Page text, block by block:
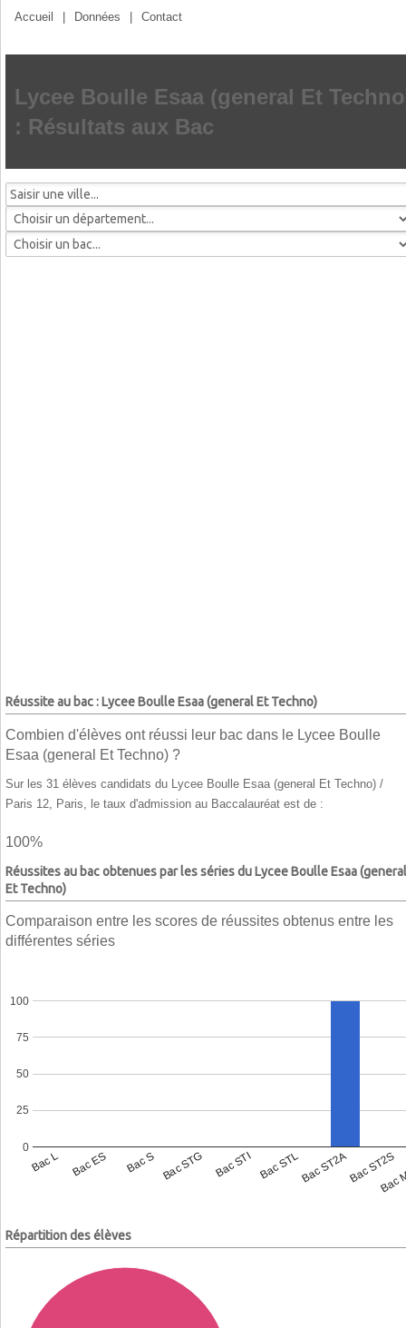
Accueil Données Contact
Lycee Boulle Esaa (general Et
: Résultats aux Bac
Réussite au bac : Lycee Boulle Esaa (general Et Techno)
Combien d'élèves ont réussi leur bac dans le Lycee Boulle
Esaa (general Et Techno) ?
Sur les 31 élèves candidats du Lycee Boulle Esaa (general Et Techno) /
Paris 12, Paris, le taux d'admission au Baccalauréat est de :
100%
Réussites au bac obtenues par les séries du Lycee Boulle Esaa (general
Et Techno)
Comparaison entre les scores de réussites obtenus entre les
différentes séries
Bac L Bac ES Bac S Bac STG Bac STI Bac STLBac ST2ABac ST2S
0
25
50
75
100
Répartition des élèves